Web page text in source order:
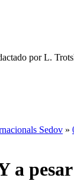
por L.
Sedov »
a